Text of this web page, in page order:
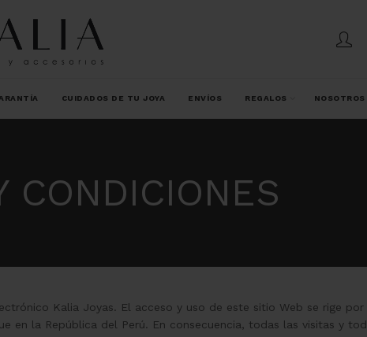
CUIDADOS DE TU JOYA ENVÍOS REGALOS NOSOTROS
CONDICIONES
Kalia Joyas. El acceso y uso de este sitio Web se rige
en la República del Perú. En consecuencia, todas las visitas y